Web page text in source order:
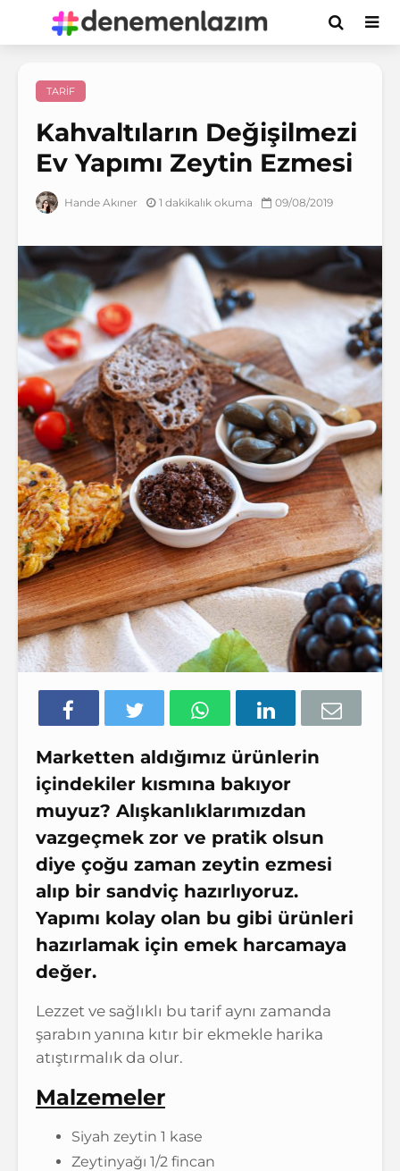
TARIF
Kahvaltıların Değişilmezi
Ev Yapımı Zeytin Ezmesi
Hande Akıner 1 dakikalık okuma 09/08/2019
Marketten aldığımız ürünlerin
içindekiler kısmına bakıyor
muyuz? Alışkanlıklarımızdan
vazgeçmek zor ve pratik olsun
diye çoğu zaman zeytin ezmesi
alıp bir sandviç hazırlıyoruz.
Yapımı kolay olan bu gibi ürünleri
hazırlamak için emek harcamaya
değer.
Lezzet ve sağlıklı bu tarif aynı zamanda
şarabın yanına kıtır bir ekmekle harika
atıştırmalık da olur.
Malzemeler
Siyah zeytin 1 kase
Zeytinyağı 1/2 fincan